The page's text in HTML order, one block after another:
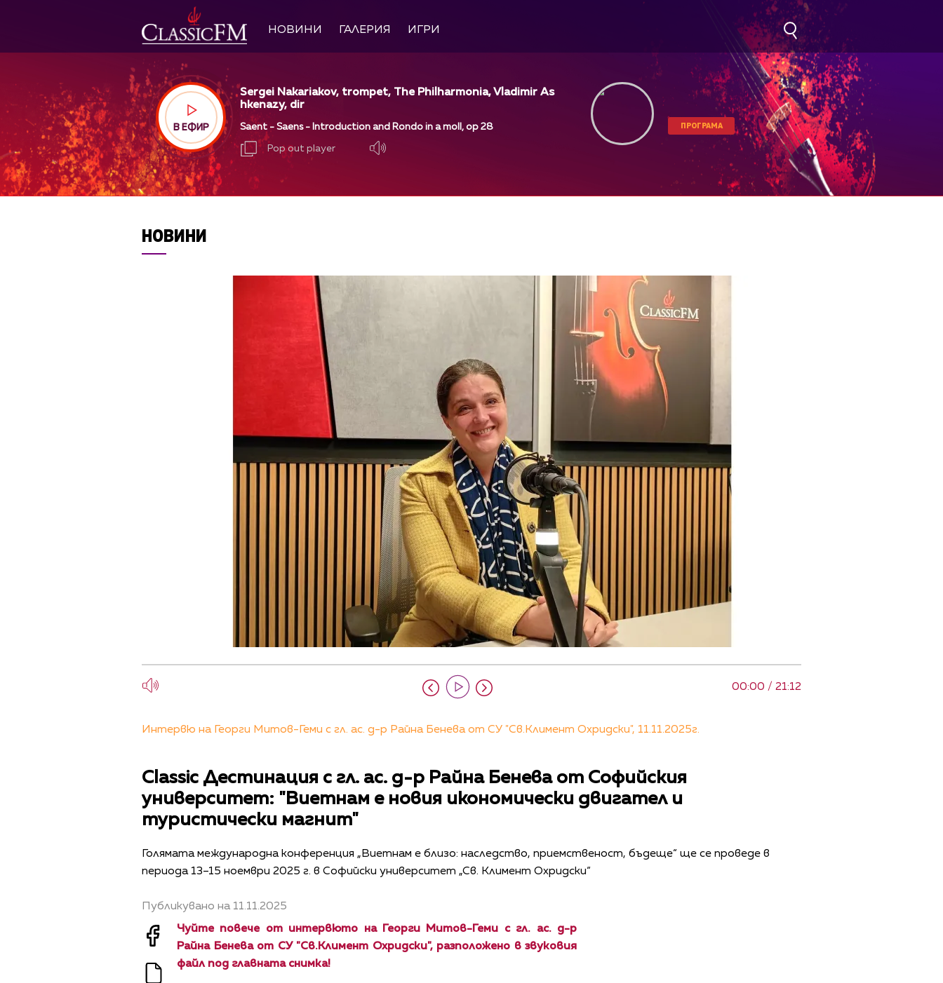
НОВИНИ ГАЛЕРИЯ ИГРИ
В ЕФИР
Sergei Nakariakov, trompet, The Philharmonia, Vladimir As
hkenazy, dir
Saent - Saens - Introduction and Rondo in a moll, op 28
Pop out player
ПРОГРАМА
НОВИНИ
00:00 / 21:12
Интервю на Георги Митов-Геми с гл. ас. д-р Райна Бенева от СУ "Св.Климент Охридски", 11.11.2025г.
Classic Дестинация с гл. ас. д-р Райна Бенева от Софийския
университет: "Виетнам е новия икономически двигател и
туристически магнит"
Голямата международна конференция „Виетнам е близо: наследство, приемственост, бъдеще“ ще се проведе в
периода 13–15 ноември 2025 г. в Софийски университет „Св. Климент Охридски“
Публикувано на 11.11.2025
Чуйте повече от интервюто на Георги Митов-Геми с гл. ас. д-р
Райна Бенева от СУ "Св.Климент Охридски", разположено в звуковия
файл под главната снимка!